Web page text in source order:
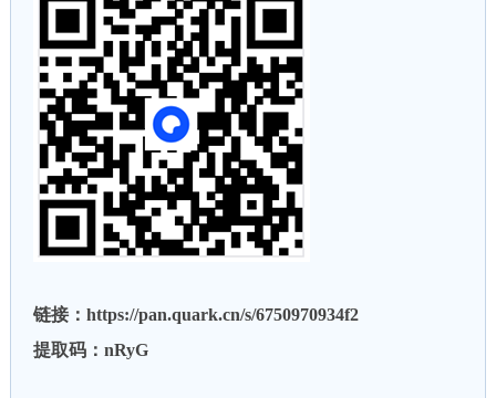
链接：https://pan.quark.cn/s/6750970934f2
提取码：nRyG